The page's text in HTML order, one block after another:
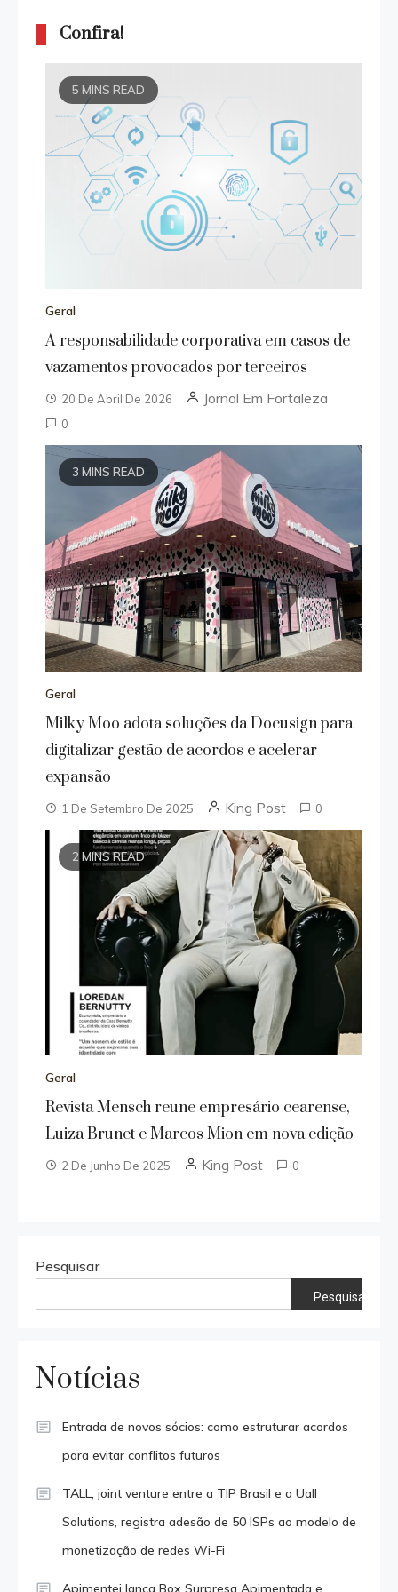
Confira!
5 MINS READ
Geral
A responsabilidade corporativa em casos de
vazamentos provocados por terceiros
20 De Abril De 2026 Jornal Em Fortaleza
0
3 MINS READ
Geral
Milky Moo adota soluções da Docusign para
digitalizar gestão de acordos e acelerar
expansão
1 De Setembro De 2025 King Post 0
2 MINS READ
Geral
Revista Mensch reune empresário cearense,
Luiza Brunet e Marcos Mion em nova edição
2 De Junho De 2025 King Post 0
Pesquisar
Pesquisar
Notícias
Entrada de novos sócios: como estruturar acordos
para evitar conflitos futuros
TALL, joint venture entre a TIP Brasil e a Uall
Solutions, registra adesão de 50 ISPs ao modelo de
monetização de redes Wi-Fi
Apimentei lança Box Surpresa Apimentada e